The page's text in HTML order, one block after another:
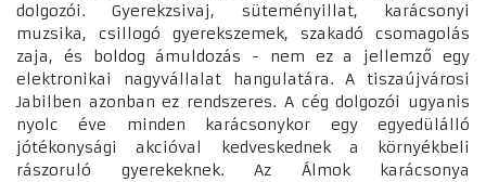
dolgozói. Gyerekzsivaj, süteményillat, karácsonyi
muzsika, csillogó gyerekszemek, szakadó csomagolás
zaja, és boldog ámuldozás - nem ez a jellemző egy
elektronikai nagyvállalat hangulatára. A tiszaújvárosi
Jabilben azonban ez rendszeres. A cég dolgozói ugyanis
nyolc éve minden karácsonykor egy egyedülálló
jótékonysági akcióval kedveskednek a környékbeli
rászoruló gyerekeknek. Az Álmok karácsonya